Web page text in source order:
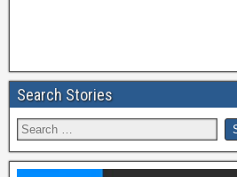
Search Stories